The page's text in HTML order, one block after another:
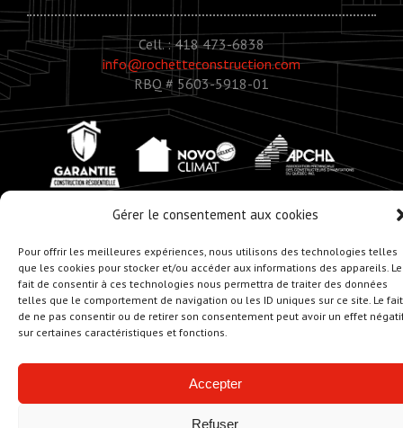
Gérer le consentement aux cookies
Pour offrir les meilleures expériences, nous utilisons des technologies telles
que les cookies pour stocker et/ou accéder aux informations des appareils. Le
fait de consentir à ces technologies nous permettra de traiter des données
telles que le comportement de navigation ou les ID uniques sur ce site. Le fait
de ne pas consentir ou de retirer son consentement peut avoir un effet
sur certaines caractéristiques et fonctions.
Accepter
Refuser
Cell. : 418 473-6838
info@rochetteconstruction.com
RBQ # 5603-5918-01
© Copyright 2020 - Rochette Construction
Réalisation :Zonart - Créateur d’univers